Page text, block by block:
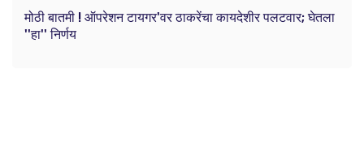
मोठी बातमी ! ऑपरेशन टायगर'वर ठाकरेंचा कायदेशीर पलटवार; घेतला
''हा'' निर्णय